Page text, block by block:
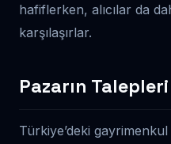
hafiflerken, alıcılar da
karşılaşırlar.
Pazarın
Türkiye’deki